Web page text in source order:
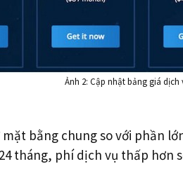
Ảnh 2: Cập nhật bảng giá dịch
mặt bằng chung so với phần
tháng, phí dịch vụ thấp hơn